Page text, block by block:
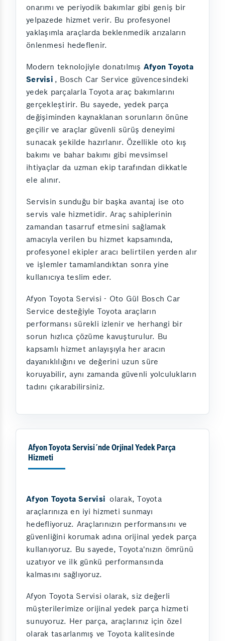
onarımı ve periyodik bakımlar gibi geniş bir
yelpazede hizmet verir. Bu profesyonel
yaklaşımla araçlarda beklenmedik arızaların
önlenmesi hedeflenir.
Modern teknolojiyle donatılmış Afyon Toyota
Servisi , Bosch Car Service güvencesindeki
yedek parçalarla Toyota araç bakımlarını
gerçekleştirir. Bu sayede, yedek parça
değişiminden kaynaklanan sorunların önüne
geçilir ve araçlar güvenli sürüş deneyimi
sunacak şekilde hazırlanır. Özellikle oto kış
bakımı ve bahar bakımı gibi mevsimsel
ihtiyaçlar da uzman ekip tarafından dikkatle
ele alınır.
Servisin sunduğu bir başka avantaj ise oto
servis vale hizmetidir. Araç sahiplerinin
zamandan tasarruf etmesini sağlamak
amacıyla verilen bu hizmet kapsamında,
profesyonel ekipler aracı belirtilen yerden alır
ve işlemler tamamlandıktan sonra yine
kullanıcıya teslim eder.
Afyon Toyota Servisi - Oto Gül Bosch Car
Service desteğiyle Toyota araçların
performansı sürekli izlenir ve herhangi bir
sorun hızlıca çözüme kavuşturulur. Bu
kapsamlı hizmet anlayışıyla her aracın
dayanıklılığını ve değerini uzun süre
koruyabilir, aynı zamanda güvenli yolculukların
tadını çıkarabilirsiniz.
Afyon Toyota Servisi´nde Orjinal Yedek Parça
Hizmeti
Afyon Toyota Servisi olarak, Toyota
araçlarınıza en iyi hizmeti sunmayı
hedefliyoruz. Araçlarınızın performansını ve
güvenliğini korumak adına orijinal yedek parça
kullanıyoruz. Bu sayede, Toyota'nızın ömrünü
uzatıyor ve ilk günkü performansında
kalmasını sağlıyoruz.
Afyon Toyota Servisi olarak, siz değerli
müşterilerimize orijinal yedek parça hizmeti
sunuyoruz. Her parça, araçlarınız için özel
olarak tasarlanmış ve Toyota kalitesinde